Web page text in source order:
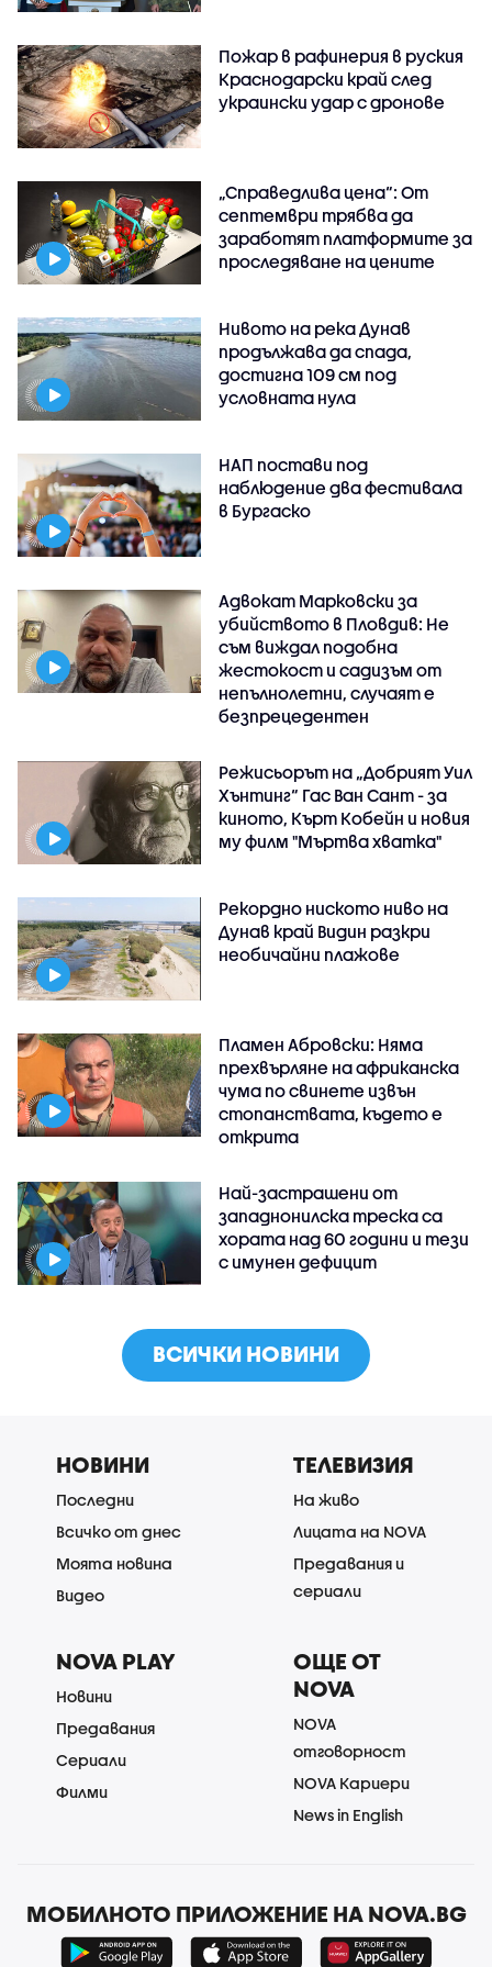
Пожар в рафинерия в руския
Краснодарски край след
украински удар с дронове
„Справедлива цена“: От
септември трябва да
заработят платформите за
проследяване на цените
Нивото на река Дунав
продължава да спада,
достигна 109 см под
условната нула
НАП постави под
наблюдение два фестивала
в Бургаско
Адвокат Марковски за
убийството в Пловдив: Не
съм виждал подобна
жестокост и садизъм от
непълнолетни, случаят е
безпрецедентен
Режисьорът на „Добрият Уил
Хънтинг“ Гас Ван Сант - за
киното, Кърт Кобейн и новия
му филм "Мъртва хватка"
Рекордно ниското ниво на
Дунав край Видин разкри
необичайни плажове
Пламен Абровски: Няма
прехвърляне на африканска
чума по свинете извън
стопанствата, където е
открита
Най-застрашени от
западнонилска треска са
хората над 60 години и тези
с имунен дефицит
ВСИЧКИ НОВИНИ
НОВИНИ
Последни
Всичко от днес
Моята новина
Видео
ТЕЛЕВИЗИЯ
На живо
Лицата на NOVA
Предавания и
сериали
NOVA PLAY
Новини
Предавания
Сериали
Филми
ОЩЕ ОТ
NOVA
NOVA
отговорност
NOVA Кариери
News in English
МОБИЛНОТО ПРИЛОЖЕНИЕ НА NOVA.BG